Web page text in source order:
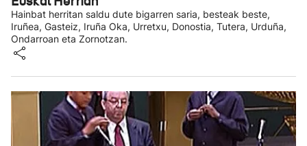
Hainbat herritan saldu dute bigarren saria, besteak beste,
Iruñea, Gasteiz, Iruña Oka, Urretxu, Donostia, Tutera, Urduña,
Ondarroan eta Zornotzan.